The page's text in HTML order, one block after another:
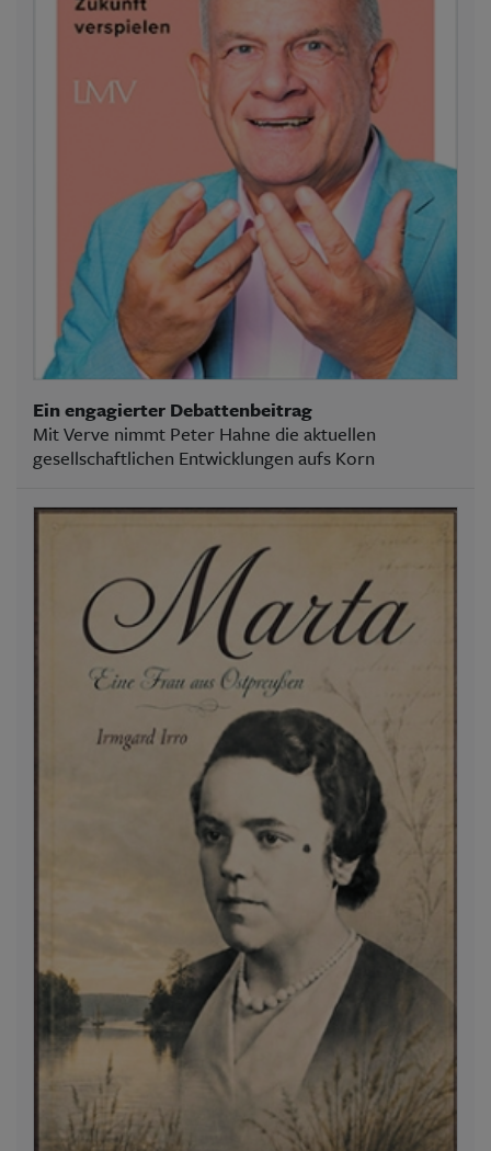
Ein engagierter Debattenbeitrag
Mit Verve nimmt Peter Hahne die aktuellen
gesellschaftlichen Entwicklungen aufs Korn